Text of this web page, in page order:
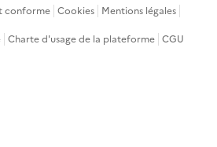
conforme Cookies Mentions légales
Charte d'usage de la plateforme CGU